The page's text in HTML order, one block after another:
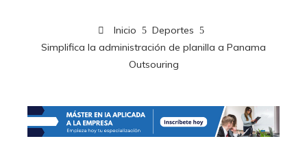
Inicio
Deportes
Simplifica la administración de planilla a Panama
Outsouring